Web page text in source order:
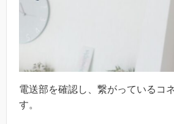
電送部を確認し、繋がっているコ
す。